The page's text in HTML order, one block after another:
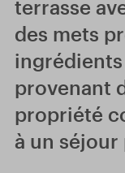
terrasse
des mets
provenant
propriété
à un